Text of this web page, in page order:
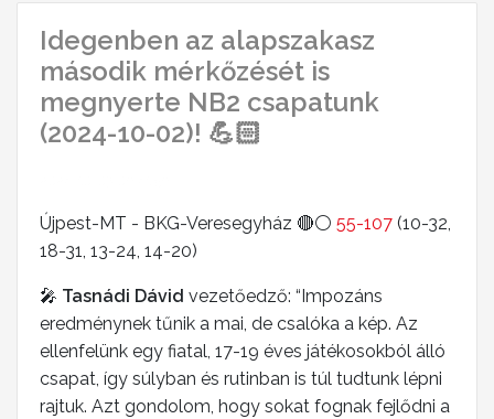
Idegenben az alapszakasz
második mérkőzését is
megnyerte NB2 csapatunk
(2024-10-02)! 💪🏻
Újpest-MT - BKG-Veresegyház 🔴⚪️ 55-107 (10-32,
18-31, 13-24, 14-20)
🎤 Tasnádi Dávid vezetőedző: “Impozáns
eredménynek tűnik a mai, de csalóka a kép. Az
ellenfelünk egy fiatal, 17-19 éves játékosokból álló
csapat, így súlyban és rutinban is túl tudtunk lépni
rajtuk. Azt gondolom, hogy sokat fognak fejlődni a